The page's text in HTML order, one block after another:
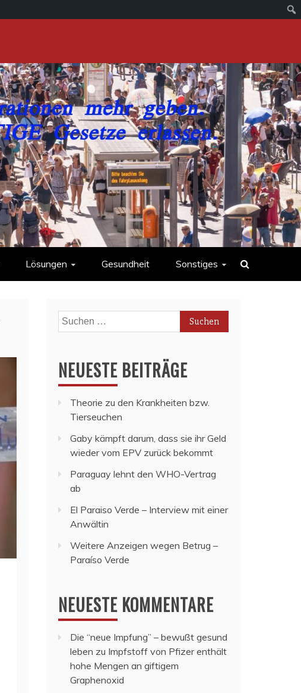
Lösungen Gesundheit Sonstiges
Suchen
nach:
NEUESTE BEITRÄGE
Theorie zu den Krankheiten bzw.
Tierseuchen
Gaby kämpft darum, dass sie ihr Geld
wieder vom EPV zurück bekommt
Paraguay lehnt den WHO-Vertrag
ab
El Paraiso Verde – Interview mit einer
Anwältin
Weitere Anzeigen wegen Betrug –
Paraíso Verde
NEUESTE KOMMENTARE
Die “neue Impfung” – bewußt gesund
leben zu Impfstoff von Pfizer enthält
hohe Mengen an giftigem
Graphenoxid